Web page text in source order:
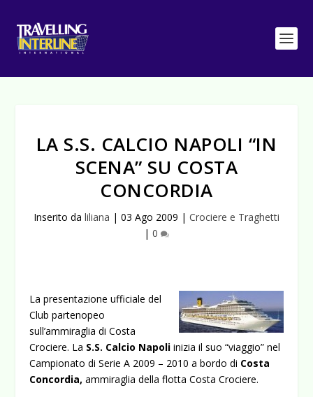
LA S.S. CALCIO NAPOLI “IN
SCENA” SU COSTA
CONCORDIA
Inserito da liliana | 03 Ago 2009 | Crociere e Traghetti
| 0
La presentazione ufficiale del
Club partenopeo
sull’ammiraglia di Costa
Crociere. La S.S. Calcio Napoli inizia il suo “viaggio” nel
Campionato di Serie A 2009 – 2010 a bordo di Costa
Concordia,ammiraglia della flotta Costa Crociere.